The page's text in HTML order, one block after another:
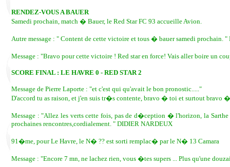
RENDEZ-VOUS A BAUER
Samedi prochain, match � Bauer, le Red Star FC 93 accueille Avion.
Autre message : " Content de cette victoire et tous � bauer samedi prochain.
Message : "Bravo pour cette victoire ! Red star en force! Vais aller boire un
SCORE FINAL : LE HAVRE 0 - RED STAR 2
Message de Pierre Laporte : "et c'est qui qu'avait le bon pronostic....."
D'accord tu as raison, et j'en suis tr�s contente, bravo � toi et surtout
Message : "Allez les verts cette fois, pas de d�ception � l'horizon, la
prochaines rencontres,cordialement. " DIDIER NARDEUX
91�me, pour Le Havre, le N� ?? est sorti remplac� par le N� 13 Camara
Message : "Encore 7 mn, ne lachez rien, vous �tes supers ... Plus qu'une